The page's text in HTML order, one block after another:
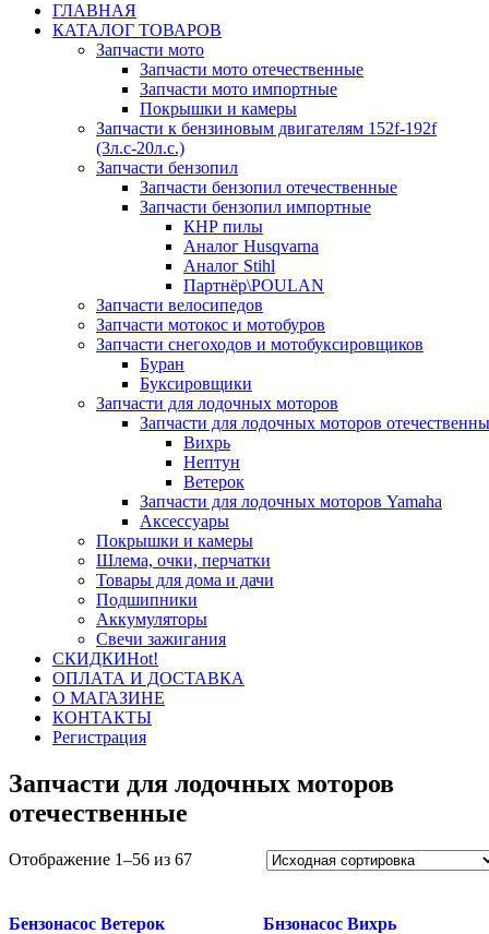
ГЛАВНАЯ
КАТАЛОГ ТОВАРОВ
Запчасти мото
Запчасти мото отечественные
Запчасти мото импортные
Покрышки и камеры
Запчасти к бензиновым двигателям 152f-192f
(3л.с-20л.с.)
Запчасти бензопил
Запчасти бензопил отечественные
Запчасти бензопил импортные
КНР пилы
Аналог Husqvarna
Аналог Stihl
Партнёр\POULAN
Запчасти велосипедов
Запчасти мотокос и мотобуров
Запчасти снегоходов и мотобуксировщиков
Буран
Буксировщики
Запчасти для лодочных моторов
Запчасти для лодочных моторов
Вихрь
Нептун
Ветерок
Запчасти для лодочных моторов Yamaha
Аксессуары
Покрышки и камеры
Шлема, очки, перчатки
Товары для дома и дачи
Подшипники
Аккумуляторы
Свечи зажигания
СКИДКИHot!
ОПЛАТА И ДОСТАВКА
О МАГАЗИНЕ
КОНТАКТЫ
Регистрация
Запчасти для лодочных моторов
отечественные
Отображение 1–56 из 67
Бензонасос Ветерок Бнзонасос Вихрь